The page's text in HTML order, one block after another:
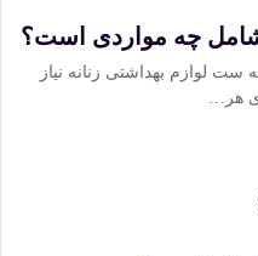
چه مواردی است؟
ست لوازم بهداشتی زنانه نیاز
هر…